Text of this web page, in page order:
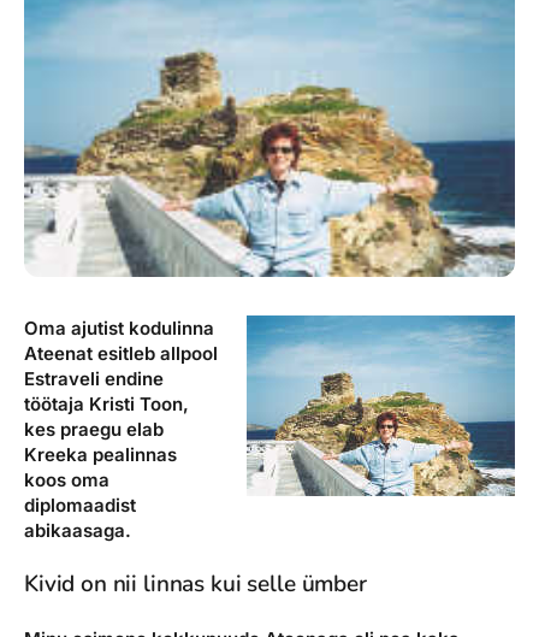
Reisitarvete e-pood
Airalo eSIM
Reisija meelespea
Kuldkaart
Platinum Club
Püsisoodustused
Boonuspunktid
Meist
Ettevõttest, kontaktid, reisikonsultandi teenus, tule
tööle, uudised...
Ettevõttest
Kontaktid
Reisikonsultandi teenus
Tule tööle
Uudised
Oma ajutist kodulinna
Ateenat esitleb allpool
Estraveli endine
töötaja Kristi Toon,
kes praegu elab
Kreeka pealinnas
koos oma
diplomaadist
abikaasaga.
Kivid on nii linnas kui selle ümber